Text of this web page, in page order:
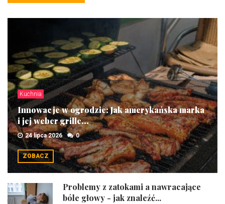
Kuchnia
Innowacje w ogrodzie: Jak amerykańska marka
i jej weber grille...
24 lipca 2026 0
ZOBACZ
Problemy z zatokami a nawracające
bóle głowy - jak znaleźć...